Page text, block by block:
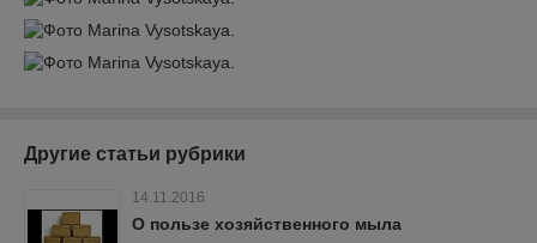
Другие статьи рубрики
14.11.2016
О пользе хозяйственного мыла